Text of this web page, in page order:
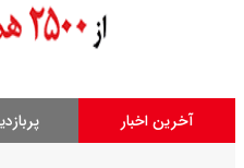
آخرین اخبار